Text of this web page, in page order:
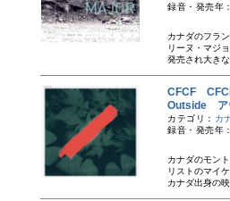
録音・発売年
カナダのフラ
リーヌ・マジ
発売され大き
CFCF
Outside ア
カテゴリ： カ
録音・発売年
カナダのモン
リストのマイ
カナダ出身の